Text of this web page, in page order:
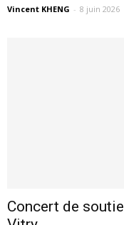
Vincent KHENG - 8 juin 2026
Concert de